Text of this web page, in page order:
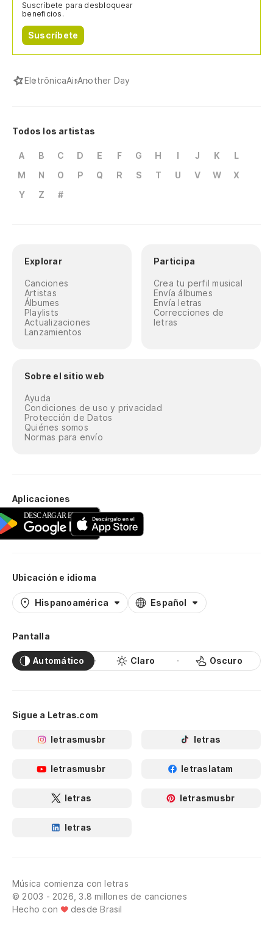
Suscríbete para desbloquear
beneficios.
Suscríbete
EletrônicaAirAnother Day
Todos los artistas
A B C D E F G H I J K
L
M
N O P Q R S T U V W
X
Y
Z #
Explorar
Canciones
Artistas
Álbumes
Playlists
Actualizaciones
Lanzamientos
Participa
Crea tu perfil musical
Envía álbumes
Envía letras
Correcciones de
letras
Sobre el sitio web
Ayuda
Condiciones de uso y privacidad
Protección de Datos
Quiénes somos
Normas para envío
Aplicaciones
Ubicación e idioma
Hispanoamérica Español
Pantalla
Automático Claro Oscuro
Sigue a Letras.com
letrasmusbr letras
letrasmusbr letraslatam
letras letrasmusbr
letras
Música comienza con letras
© 2003 - 2026, 3.8 millones de canciones
Hecho con
desde Brasil